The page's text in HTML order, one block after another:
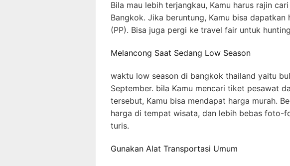
Bila mau lebih terjangkau, Kamu harus rajin
Bangkok. Jika beruntung, Kamu bisa dapatkan
(PP). Bisa juga pergi ke travel fair untuk
Melancong Saat Sedang Low Season
waktu low season di bangkok thailand yaitu
September. bila Kamu mencari tiket pesawat
tersebut, Kamu bisa mendapat harga murah.
harga di tempat wisata, dan lebih bebas foto-
turis.
Gunakan Alat Transportasi Umum